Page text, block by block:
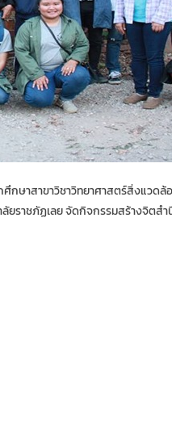
กษาสาขาวิชาวิทยาศาสตร์สิ่งแวด
ยราชภัฏเลย จัดกิจกรรมสร้างจิต